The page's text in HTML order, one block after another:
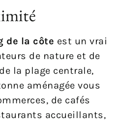
de la côte est un vrai
de nature et de
la plage centrale,
aménagée vous
de cafés
accueillants,